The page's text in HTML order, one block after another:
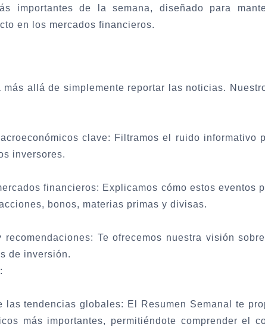
importantes de la semana, diseñado para
en los mercados financieros.
más allá de simplemente reportar las noticias.
clave: Filtramos el ruido informativo
inversores.
financieros: Explicamos cómo estos eventos
bonos, materias primas y divisas.
recomendaciones: Te ofrecemos nuestra visión
de inversión.
las tendencias globales: El Resumen Semanal te
más importantes, permitiéndote comprender el